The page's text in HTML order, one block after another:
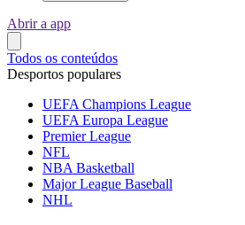
Abrir a app
Todos os conteúdos
Desportos populares
UEFA Champions League
UEFA Europa League
Premier League
NFL
NBA Basketball
Major League Baseball
NHL